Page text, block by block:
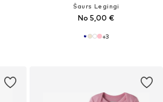
Šaurs Legingi
No 5,00 €
+3